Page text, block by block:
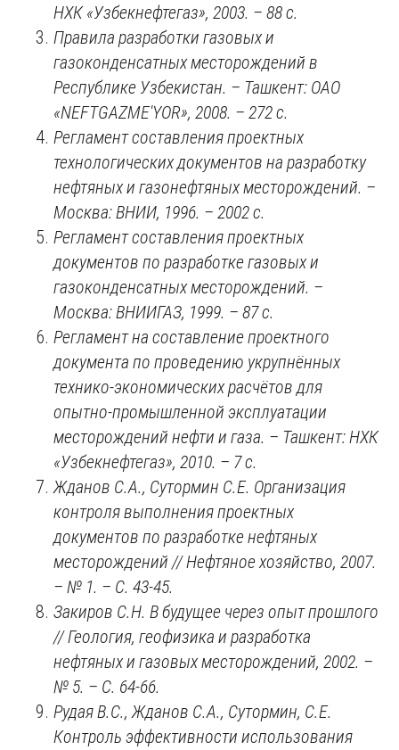
НХК «Узбекнефтегаз», 2003. – 88 с.
Правила разработки газовых и
газоконденсатных месторождений в
Республике Узбекистан. – Ташкент: OAO
«NEFTGAZME'YOR», 2008. – 272c.
Регламент составления проектных
технологических документов на разработку
нефтяных и газонефтяных месторождений. –
Москва: ВНИИ, 1996. – 2002c.
Регламент составления проектных
документов по разработке газовых и
газоконденсатных месторождений. –
Москва: ВНИИГАЗ, 1999. – 87 с.
Регламент на составление проектного
документа по проведению укрупнённых
технико-экономических расчётов для
опытно-промышленной эксплуатации
месторождений нефти и газа. – Ташкент: НХК
«Узбекнефтегаз», 2010. – 7 с.
Жданов С.А., Сутормин С.Е. Организация
контроля выполнения проектных
документов по разработке нефтяных
месторождений // Нефтяное хозяйство, 2007.
– № 1. – С. 43-45.
Закиров С.Н. В будущее через опыт прошлого
// Геология, геофизика и разработка
нефтяных и газовых месторождений, 2002. –
№ 5. – С. 64-66.
Рудая В.С., Жданов С.А., Сутормин, С.Е.
Контроль эффективности использования